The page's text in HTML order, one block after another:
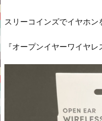
スリーコインズでイヤホン
『オープンイヤーワイヤレ